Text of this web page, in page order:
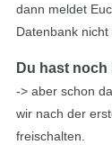
dann meldet
Datenbank
Du hast
-> aber schon
wir nach der
freischalten.